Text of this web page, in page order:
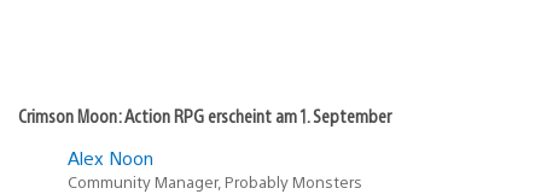
Crimson Moon: Action RPG erscheint am 1. September
Alex Noon
Community Manager, Probably Monsters